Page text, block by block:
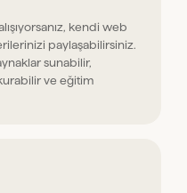
kendi web
paylaşabilirsiniz.
sunabilir,
ve eğitim